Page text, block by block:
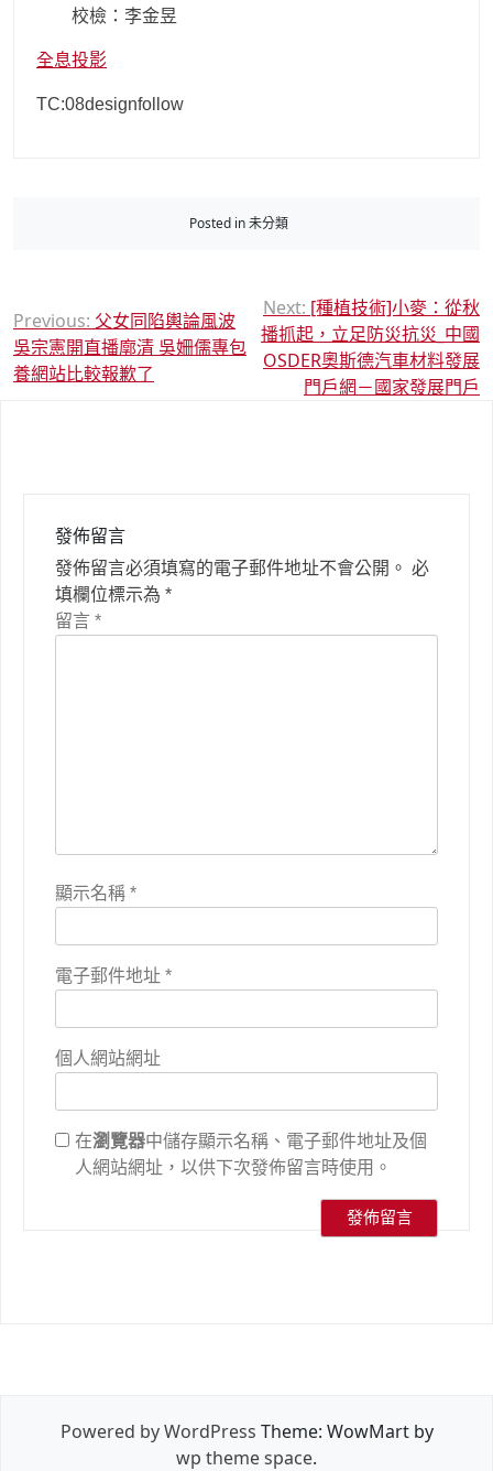
校檢：李金昱
全息投影
TC:08designfollow
Posted in 未分類
文
章
導
Previous: 父女同陷輿論風波
吳宗憲開直播廓清 吳姍儒專包
養網站比較報歉了
Next: [種植技術]小麥：從秋
播抓起，立足防災抗災_中國
OSDER奧斯德汽車材料發展
門戶網－國家發展門戶
發佈留言
發佈留言必須填寫的電子郵件地址不會公開。 必
填欄位標示為 *
留言 *
顯示名稱 *
電子郵件地址 *
個人網站網址
在瀏覽器中儲存顯示名稱、電子郵件地址及個
人網站網址，以供下次發佈留言時使用。
Powered by WordPress Theme: WowMart by
wp theme space.